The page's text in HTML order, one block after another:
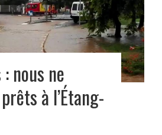
nous ne
à l’Étang-